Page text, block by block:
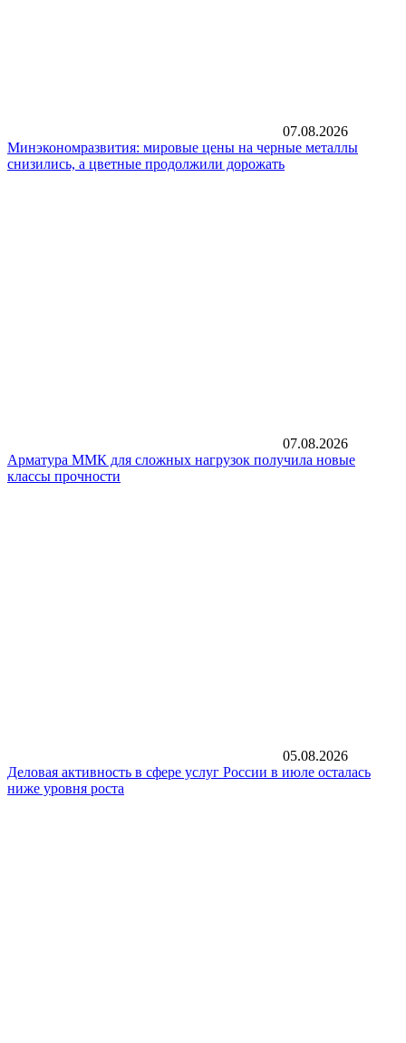
07.08.2026
Минэкономразвития: мировые цены на черные металлы
снизились, а цветные продолжили дорожать
07.08.2026
Арматура ММК для сложных нагрузок получила новые
классы прочности
05.08.2026
Деловая активность в сфере услуг России в июле осталась
ниже уровня роста